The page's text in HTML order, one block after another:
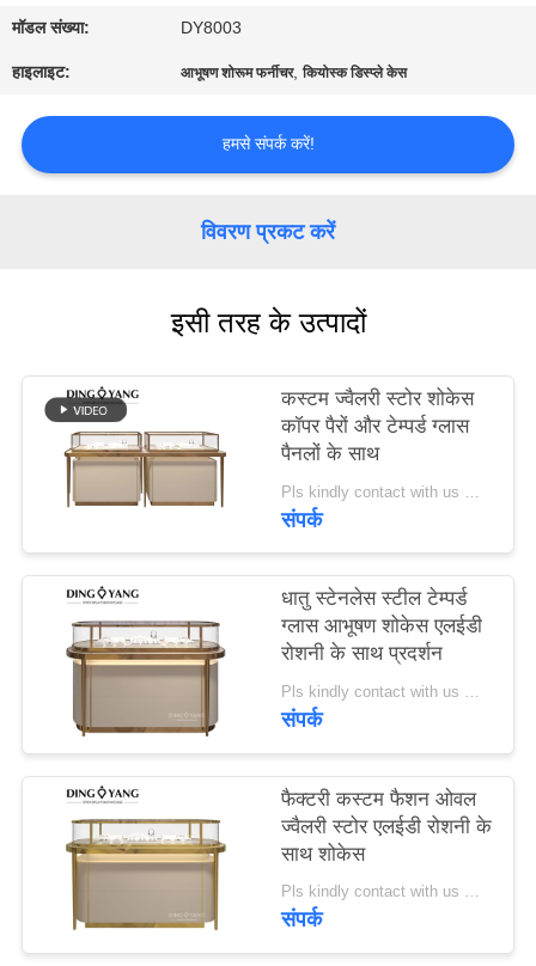
गुणवत्ता
नियंत्रण
उद्धरण
मांगें
साइटमैप
PRIVACY
POLICY
मॉडल संख्या: DY8003
हाइलाइट: आभूषण शोरूम फर्नीचर,कियोस्क डिस्प्ले केस
हमसे संपर्क करें!
विवरण प्रकट करें
इसी तरह के उत्पादों
कस्टम ज्वैलरी स्टोर शोकेस
कॉपर पैरों और टेम्पर्ड ग्लास
पैनलों के साथ
Pls kindly contact with us MOQ:1 दुकान या 5 सेट
संपर्क
धातु स्टेनलेस स्टील टेम्पर्ड
ग्लास आभूषण शोकेस एलईडी
रोशनी के साथ प्रदर्शन
Pls kindly contact with us MOQ:1 दुकान या 5 सेट
संपर्क
फैक्टरी कस्टम फैशन ओवल
ज्वैलरी स्टोर एलईडी रोशनी के
साथ शोकेस
Pls kindly contact with us MOQ:1 दुकान या 5 सेट
संपर्क